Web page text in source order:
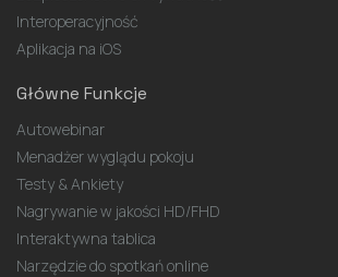
Interoperacyjność
Aplikacja na iOS
Główne Funkcje
Autowebinar
Menadżer wyglądu pokoju
Testy & Ankiety
Nagrywanie w jakości HD/FHD
Interaktywna tablica
Narzędzie do spotkań online